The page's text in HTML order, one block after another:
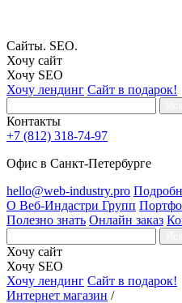
Сайты. SEO.
Хочу сайт
Хочу SEO
Хочу лендинг Сайт в подарок!
Контакты
+7 (812) 318-74-97
Офис в Санкт-Петербурге
hello@web-industry.pro
О Веб-Индастри Групп
Полезно знать Онлайн заказ
Хочу сайт
Хочу SEO
Хочу лендинг Сайт в подарок!
Интернет магазин /